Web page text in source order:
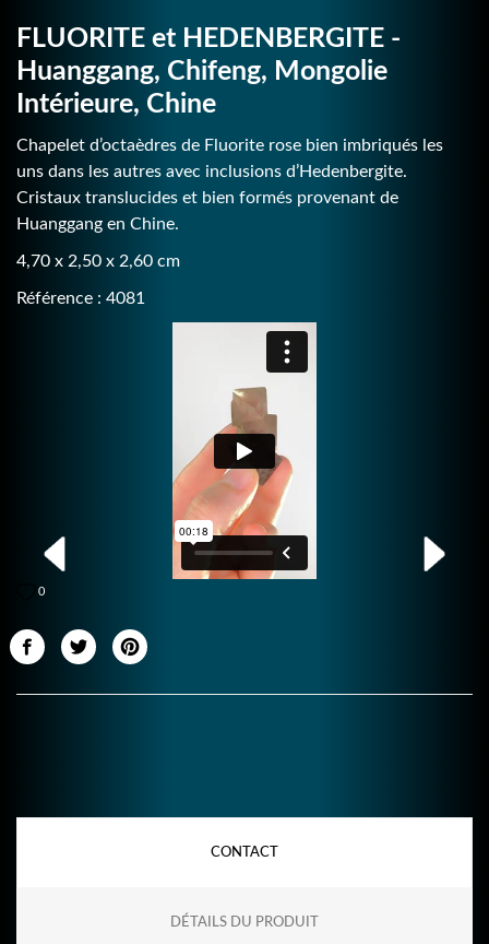
FLUORITE et HEDENBERGITE -
Huanggang, Chifeng, Mongolie
Intérieure, Chine
Chapelet d’octaèdres de Fluorite rose bien imbriqués les
uns dans les autres avec inclusions d’Hedenbergite.
Cristaux translucides et bien formés provenant de
Huanggang en Chine.
4,70 x 2,50 x 2,60 cm
Référence : 4081
0
CONTACT
DÉTAILS DU PRODUIT